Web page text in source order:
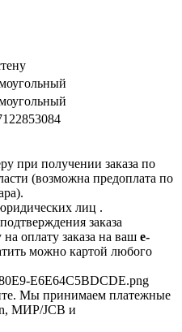
при получении заказа по
(возможна предоплата по
лиц .
заказа
оплату заказа на ваш e-
можно картой любого
Мы принимаем платежные
МИР/JCB и